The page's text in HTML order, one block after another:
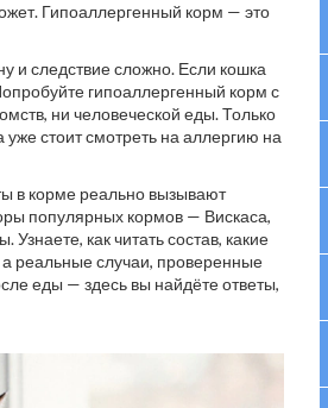
Гипоаллергенный корм — это
и следствие сложно. Если кошка
гипоаллергенный корм с
ни человеческой еды. Только
стоит смотреть на аллергию на
в корме реально вызывают
популярных кормов — Вискаса,
как читать состав, какие
а реальные случаи, проверенные
еды — здесь вы найдёте ответы,